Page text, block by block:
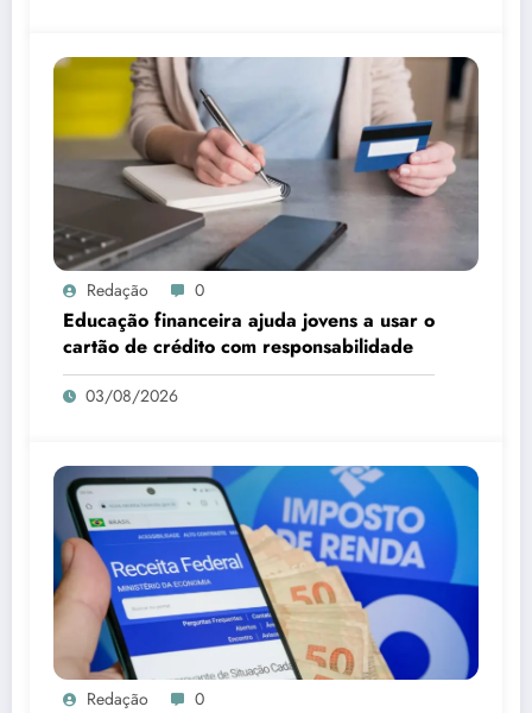
Redação 0
Educação financeira ajuda jovens a usar o
cartão de crédito com responsabilidade
03/08/2026
Redação 0